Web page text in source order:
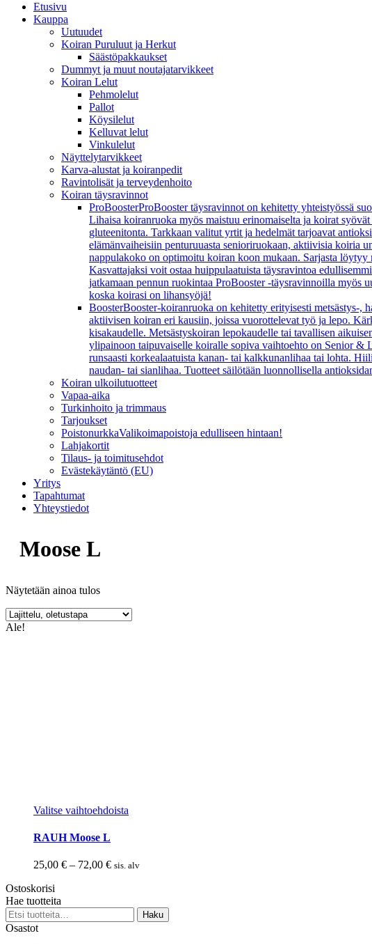
Etusivu
Kauppa
Uutuudet
Koiran Puruluut ja Herkut
Säästöpakkaukset
Dummyt ja muut noutajatarvikkeet
Koiran Lelut
Pehmolelut
Pallot
Köysilelut
Kelluvat lelut
Vinkulelut
Näyttelytarvikkeet
Karva-alustat ja koiranpedit
Ravintolisät ja terveydenhoito
Koiran täysravinnot
ProBoosterProBooster täysravinnot on kehitetty yhteistyössä
Lihaisa koiranruoka myös maistuu erinomaiselta ja koirat
gluteenitonta. Tarkkaan valitut yrtit ja hedelmät tarjoavat
elämänvaiheisiin penturuuasta senioriruokaan, aktiivisia koiria
nappulakoko on optimoitu koiran koon mukaan. Sarjasta
Kasvattajaksi voit ostaa huippulaatuista täysravintoa
jatkamaan pennun ruokintaa ProBooster -täysravinnoilla myös
koska koirasi on lihansyöjä!
BoosterBooster-koiranruoka on kehitetty erityisesti metsästys-,
aktiivisen koiran eri kausiin, joissa vuorottelevat työ ja lepo.
kisakaudelle. Metsästyskoiran lepokaudelle tai tavallisen
ylipainoon taipuvaiselle koiralle sopiva vaihtoehto on Senior &
runsaasti korkealaatuista kanan- tai kalkkunanlihaa tai lohta.
naudan- tai sianlihaa. Tuotteet säilötään luonnollisella
Koiran ulkoilutuotteet
Vapaa-aika
Turkinhoito ja trimmaus
Tarjoukset
PoistonurkkaValikoimapoistoja edulliseen hintaan!
Lahjakortit
Tilaus- ja toimitusehdot
Evästekäytäntö (EU)
Yritys
Tapahtumat
Yhteystiedot
Moose L
Näytetään ainoa tulos
Ale!
Valitse vaihtoehdoista
muunnelma.
Voit
tuotteen
sivulla.
RAUH Moose L
25,00 € – 72,00 €Hintaluokka:
sis. alv
Ostoskorisi
Hae tuotteita
Etsi:
Haku
Osastot